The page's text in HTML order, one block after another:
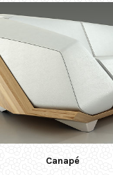
Canapé